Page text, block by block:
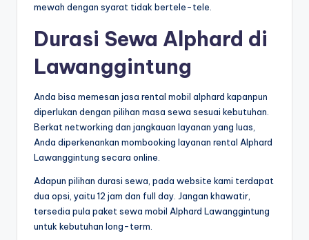
mewah dengan syarat tidak bertele-tele.
Durasi Sewa Alphard di
Lawanggintung
Anda bisa memesan jasa rental mobil alphard kapanpun
diperlukan dengan pilihan masa sewa sesuai kebutuhan.
Berkat networking dan jangkauan layanan yang luas,
Anda diperkenankan mombooking layanan rental Alphard
Lawanggintung secara online.
Adapun pilihan durasi sewa, pada website kami terdapat
dua opsi, yaitu 12 jam dan full day. Jangan khawatir,
tersedia pula paket sewa mobil Alphard Lawanggintung
untuk kebutuhan long-term.